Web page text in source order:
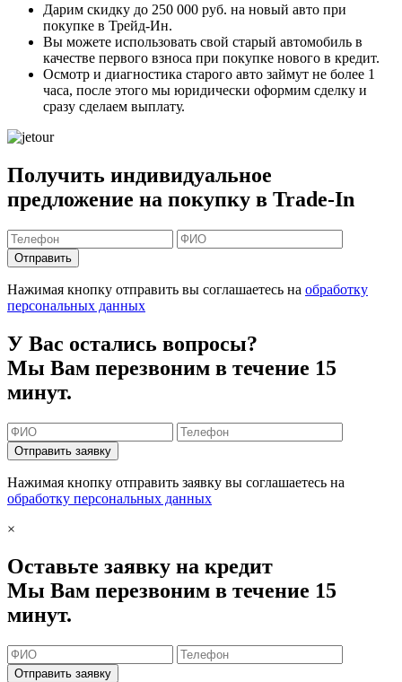
Дарим скидку до 250 000 руб. на новый авто при
покупке в Трейд-Ин.
Вы можете использовать свой старый автомобиль в
качестве первого взноса при покупке нового в кредит.
Осмотр и диагностика старого авто займут не более 1
часа, после этого мы юридически оформим сделку и
сразу сделаем выплату.
Получить индивидуальное
предложение на покупку в Trade-In
Отправить
Нажимая кнопку отправить вы соглашаетесь на обработку
персональных данных
У Вас остались вопросы?
Мы Вам перезвоним в течение 15
минут.
Отправить заявку
Нажимая кнопку отправить заявку вы соглашаетесь на
обработку персональных данных
×
Оставьте заявку на кредит
Мы Вам перезвоним в течение 15
минут.
Отправить заявку